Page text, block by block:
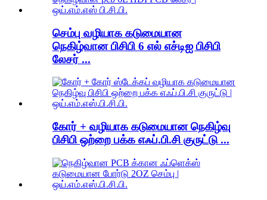
செம்பு வழியாக கடுமையான
நெகிழ்வான பிசிபி 6 எல் எச்டிஐ பிசிபி
லேசர் ...
கோர் + வழியாக கடுமையான நெகிழ்வு
பிசிபி ஒற்றை பக்க எஃப்.பி.சி குருட்டு ...